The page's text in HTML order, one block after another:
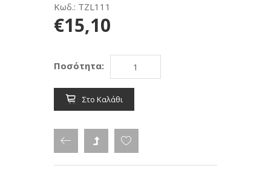
Κωδ.: TZL111
€15,10
Ποσότητα:
Στο Καλάθι